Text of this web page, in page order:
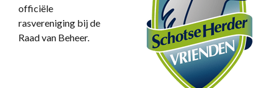
officiële
rasvereniging bij de
Raad van Beheer.